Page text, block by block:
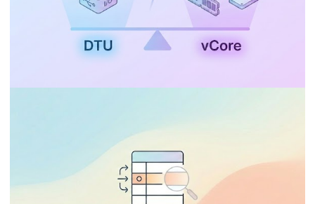
Azure SQL Database - DTU, vCore,
General Purpose, Serverless, Business
Critical, Hyperscale, Elastic Pool: ¿Cuál
elegir?
27 min de lectura